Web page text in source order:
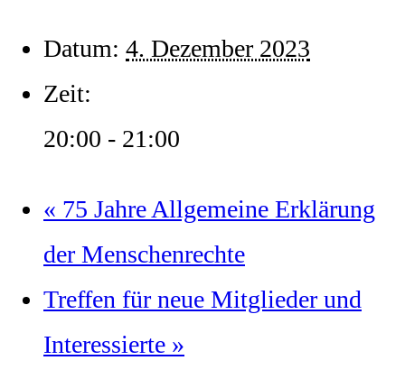
Datum: 4. Dezember 2023
Zeit:
20:00 - 21:00
« 75 Jahre Allgemeine Erklärung
der Menschenrechte
Treffen für neue Mitglieder und
Interessierte »